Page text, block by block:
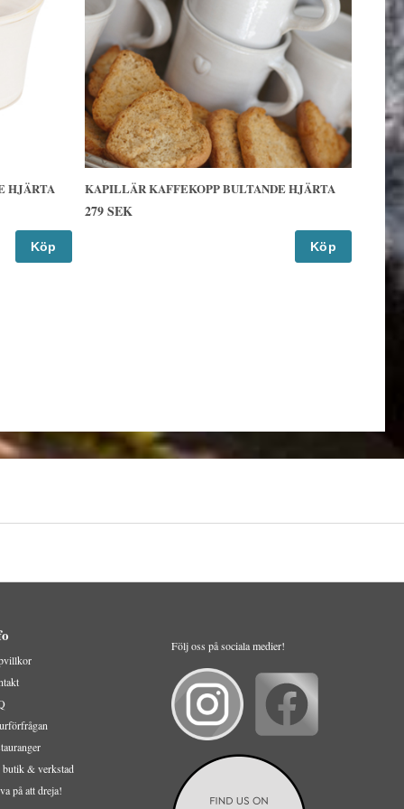
HJÄRTA
Köp
KAPILLÄR KAFFEKOPP BULTANDE HJÄRTA
279 SEK
Köp
butik & verkstad
på att dreja!
Följ oss på sociala medier!